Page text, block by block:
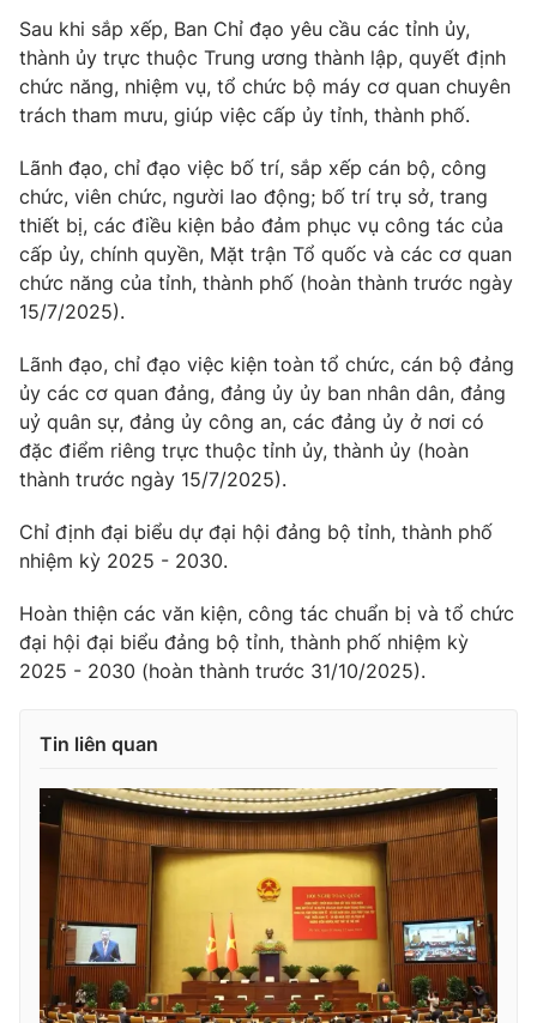
Sau khi sắp xếp, Ban Chỉ đạo yêu cầu các tỉnh ủy,
thành ủy trực thuộc Trung ương thành lập, quyết định
chức năng, nhiệm vụ, tổ chức bộ máy cơ quan chuyên
trách tham mưu, giúp việc cấp ủy tỉnh, thành phố.
Lãnh đạo, chỉ đạo việc bố trí, sắp xếp cán bộ, công
chức, viên chức, người lao động; bố trí trụ sở, trang
thiết bị, các điều kiện bảo đảm phục vụ công tác của
cấp ủy, chính quyền, Mặt trận Tổ quốc và các cơ quan
chức năng của tỉnh, thành phố (hoàn thành trước ngày
15/7/2025).
Lãnh đạo, chỉ đạo việc kiện toàn tổ chức, cán bộ đảng
ủy các cơ quan đảng, đảng ủy ủy ban nhân dân, đảng
uỷ quân sự, đảng ủy công an, các đảng ủy ở nơi có
đặc điểm riêng trực thuộc tỉnh ủy, thành ủy (hoàn
thành trước ngày 15/7/2025).
Chỉ định đại biểu dự đại hội đảng bộ tỉnh, thành phố
nhiệm kỳ 2025 - 2030.
Hoàn thiện các văn kiện, công tác chuẩn bị và tổ chức
đại hội đại biểu đảng bộ tỉnh, thành phố nhiệm kỳ
2025 - 2030 (hoàn thành trước 31/10/2025).
Tin liên quan